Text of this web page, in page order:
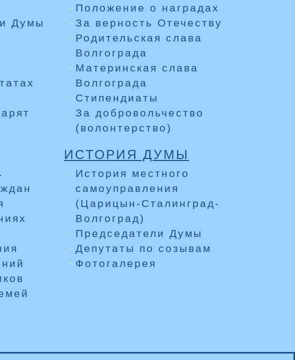
Думы
Положение о наградах
За верность Отечеству
Родительская слава
Волгограда
Материнская слава
Волгограда
Стипендиаты
За добровольчество
(волонтерство)
ИСТОРИЯ ДУМЫ
История местного
самоуправления
(Царицын-Сталинград-
Волгоград)
Председатели Думы
Депутаты по созывам
Фотогалерея